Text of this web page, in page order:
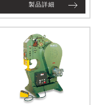
製品詳細